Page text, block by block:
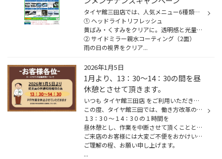
タイヤ館三田店では、人気メニュー6種類の中からお好きな1つを 税込500円 でご利用いただける平日限定キャンペーンを実施中です。
① ヘッドライトリフレッシュ
黄ばみ・くすみをクリアに。透明感と光量がよみがえり、夜間走行も安心。
② サイドミラー親水コーティング（2面）
雨の日の視界をクリア...
2026年1月5日
1月より、13：30～14：30の間を昼
休憩とさせて頂きます。
いつも タイヤ館三田店 をご利用いただきありがとうございます。
この度、タイヤ館三田では、働き方改革の一環として、
１3：3０～１4：3０の１時間を
昼休憩とし、作業を中断させて頂くこととなりました。
ご来店のお客様には大変ご不便をおかけいたしますが、
ご理解の程、お願い申し上げます。
...